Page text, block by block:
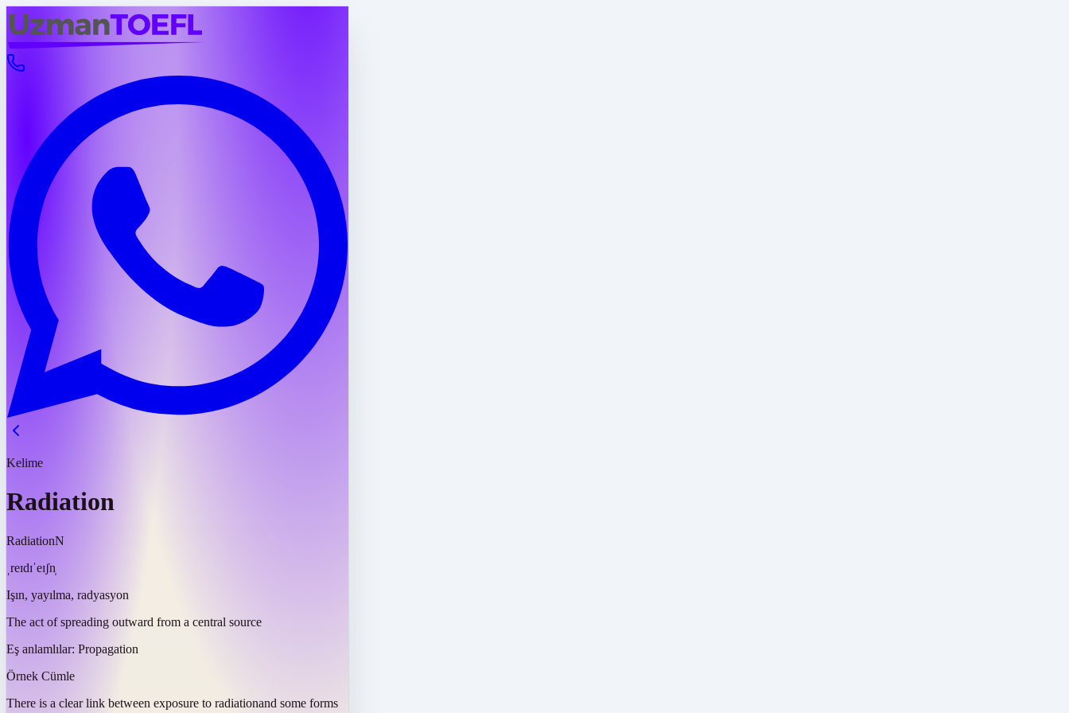
Kelime
Radiation
RadiationN
ˌreɪdɪˈeɪʃn̩
Işın, yayılma, radyasyon
The act of spreading outward from a central source
Eş anlamlılar: Propagation
Örnek Cümle
There is a clear link between exposure to radiationand some forms